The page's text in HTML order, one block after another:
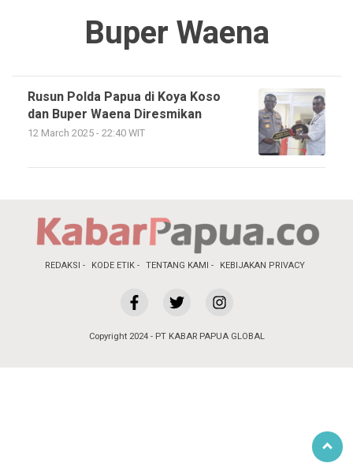
Buper Waena
Rusun Polda Papua di Koya Koso
dan Buper Waena Diresmikan
12 March 2025 - 22:40 WIT
REDAKSI KODE ETIK TENTANG KAMI KEBIJAKAN PRIVACY
Copyright 2024 - PT KABAR PAPUA GLOBAL